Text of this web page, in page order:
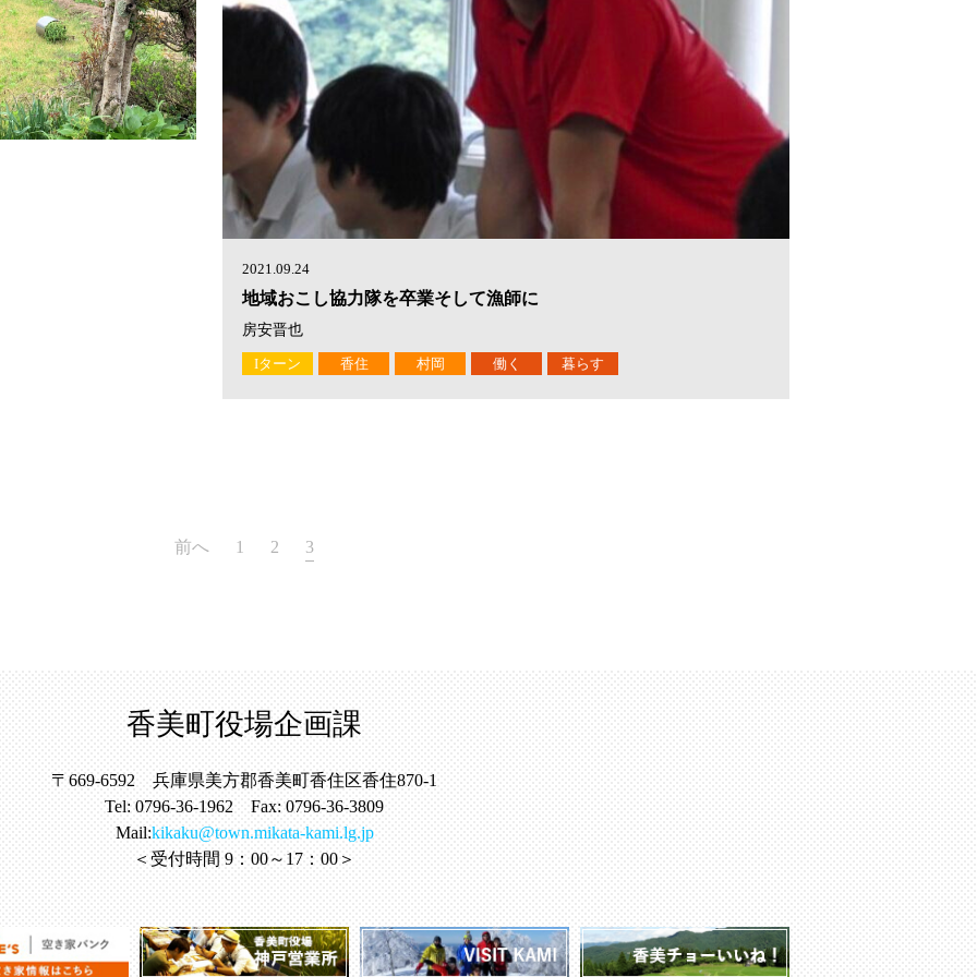
2021.09.24
地域おこし協力隊を卒業そして漁師に
房安晋也
Iターン 香住 村岡 働く 暮らす
前へ 1 2 3
香美町役場企画課
〒669-6592 兵庫県美方郡香美町香住区香住870-1
Tel: 0796-36-1962 Fax: 0796-36-3809
Mail:kikaku@town.mikata-kami.lg.jp
＜受付時間 9：00～17：00＞